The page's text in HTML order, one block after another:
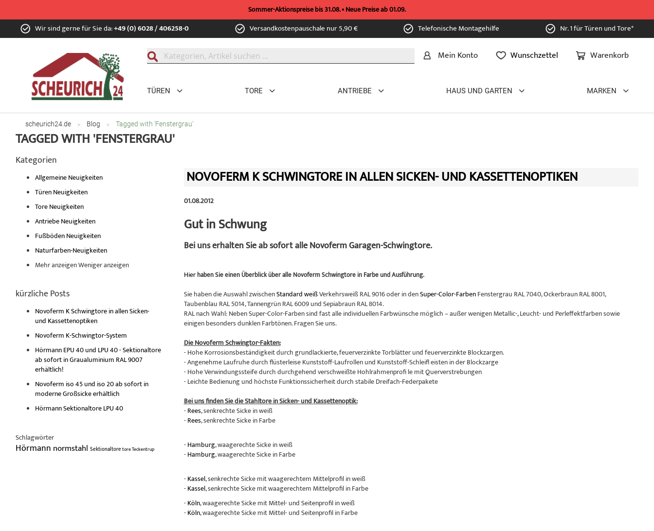
Sommer-Aktionspreise bis 31.08. • Neue Preise ab 01.09.
Zum
Inhalt Wir sind gerne für Sie da:+49 (0) 6028 / 406258-0 Versandkostenpauschale nur 5,90 € Telefonische Montagehilfe Nr. 1 für Türen und Tore*
Warenkorb
Mein Konto Wunschzettel
TÜREN TORE ANTRIEBE HAUS UND GARTEN MARKEN
scheurich24.de Blog Tagged with 'Fenstergrau'
TAGGED WITH 'FENSTERGRAU'
NOVOFERM K SCHWINGTORE IN ALLEN SICKEN- UND KASSETTENOPTIKEN
01.08.2012
Gut in Schwung
Bei uns erhalten Sie ab sofort alle Novoferm Garagen-Schwingtore.
Hier haben Sie einen Überblick über alle Novoferm Schwingtore in Farbe und Ausführung.
Sie haben die Auswahl zwischenStandard weißVerkehrsweiß RAL 9016 oder in denSuper-Color-FarbenFenstergrau RAL 7040, Ockerbraun RAL 8001,
Taubenblau RAL 5014, Tannengrün RAL 6009 und Sepiabraun RAL 8014.
RAL nach Wahl: Neben Super-Color-Farben sind fast alle individuellen Farbwünsche möglich – außer wenigen Metallic-, Leucht- und Perleffektfarben sowie
einigen besonders dunklen Farbtönen. Fragen Sie uns.
Die Novoferm Schwingtor-Fakten:
- Hohe Korrosionsbeständigkeit durch grundlackierte, feuerverzinkte Torblätter und feuerverzinkte Blockzargen.
- Angenehme Laufruhe durch flüsterleise Kunststoff-Laufrollen und Kunststoff-Schleifl eisten in der Blockzarge
- Hohe Verwindungssteife durch durchgehend verschweißte Hohlrahmenprofi le mit Querverstrebungen
- Leichte Bedienung und höchste Funktionssicherheit durch stabile Dreifach-Federpakete
Bei uns finden Sie die Stahltore in Sicken- und Kassettenoptik:
-Rees, senkrechte Sicke in weiß
-Rees, senkrechte Sicke in Farbe
-Hamburg, waagerechte Sicke in weiß
-Hamburg, waagerechte Sicke in Farbe
-Kassel, senkrechte Sicke mit waagerechtem Mittelprofil in weiß
-Kassel, senkrechte Sicke mit waagerechtem Mittelprofil in Farbe
-Köln, waagerechte Sicke mit Mittel- und Seitenprofil in weiß
-Köln, waagerechte Sicke mit Mittel- und Seitenprofil in Farbe
Kategorien
Allgemeine Neuigkeiten
Türen Neuigkeiten
Tore Neuigkeiten
Antriebe Neuigkeiten
Fußböden Neuigkeiten
Naturfarben-Neuigkeiten
Mehr anzeigenWeniger anzeigen
kürzliche Posts
Novoferm K Schwingtore in allen Sicken-
und Kassettenoptiken
Novoferm K-Schwingtor-System
Hörmann EPU 40 und LPU 40 - Sektionaltore
ab sofort in Graualuminium RAL 9007
erhältlich!
Novoferm iso 45 und iso 20 ab sofort in
moderne Großsicke erhältlich
Hörmann Sektionaltore LPU 40
Schlagwörter
Hörmann normstahl SektionaltoretoreTeckentrup